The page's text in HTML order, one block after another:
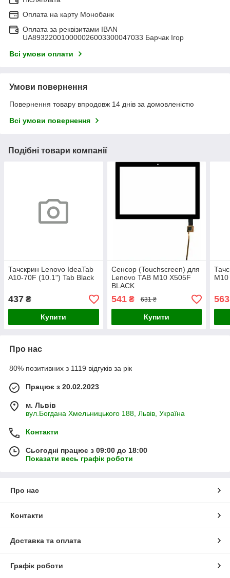
Оплата на карту Монобанк
Оплата за реквізитами IBAN
UA893220010000026003300047033 Барчак Ігор
Всі умови оплати
Умови повернення
Повернення товару впродовж 14 днів за домовленістю
Всі умови повернення
Подібні товари компанії
Тачскрин Lenovo IdeaTab
A10-70F (10.1") Tab Black
437 ₴
Купити
Сенсор (Touchscreen) для
Lenovo TAB M10 X505F
BLACK
541₴ 631 ₴
Купити
563
Про нас
80% позитивних з 1119 відгуків за рік
Працює з 20.02.2023
м. Львів
вул.Богдана Хмельницького 188, Львів, Україна
Контакти
Сьогодні працює з 09:00 до 18:00
Показати весь графік роботи
Про нас
Контакти
Доставка та оплата
Графік роботи